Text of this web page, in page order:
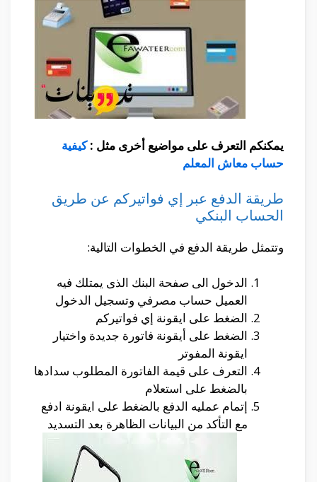
يمكنكم التعرف على مواضيع أخرى مثل :كيفية
حساب معاش المعلم
طريقة الدفع عبر إي فواتيركم عن طريق
الحساب البنكي
وتتمثل طريقة الدفع في الخطوات التالية:
الدخول الى صفحة البنك الذى يمتلك فيه
العميل حساب مصرفي وتسجيل الدخول
الضغط على ايقونة إي فواتيركم
الضغط على أيقونة فاتورة جديدة واختيار
ايقونة المفوتر
التعرف على قيمة الفاتورة المطلوب سدادها
بالضغط على استعلام
إتمام عمليه الدفع بالضغط على ايقونة ادفع
مع التأكد من البيانات الظاهرة بعد التسديد